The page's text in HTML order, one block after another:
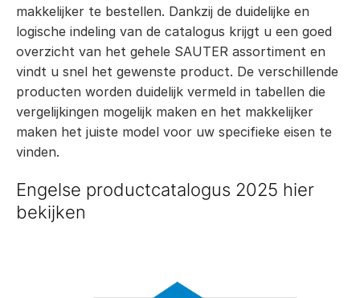
makkelijker te bestellen. Dankzij de duidelijke en
logische indeling van de catalogus krijgt u een goed
overzicht van het gehele SAUTER assortiment en
vindt u snel het gewenste product. De verschillende
producten worden duidelijk vermeld in tabellen die
vergelijkingen mogelijk maken en het makkelijker
maken het juiste model voor uw specifieke eisen te
vinden.
Engelse productcatalogus 2025 hier
bekijken